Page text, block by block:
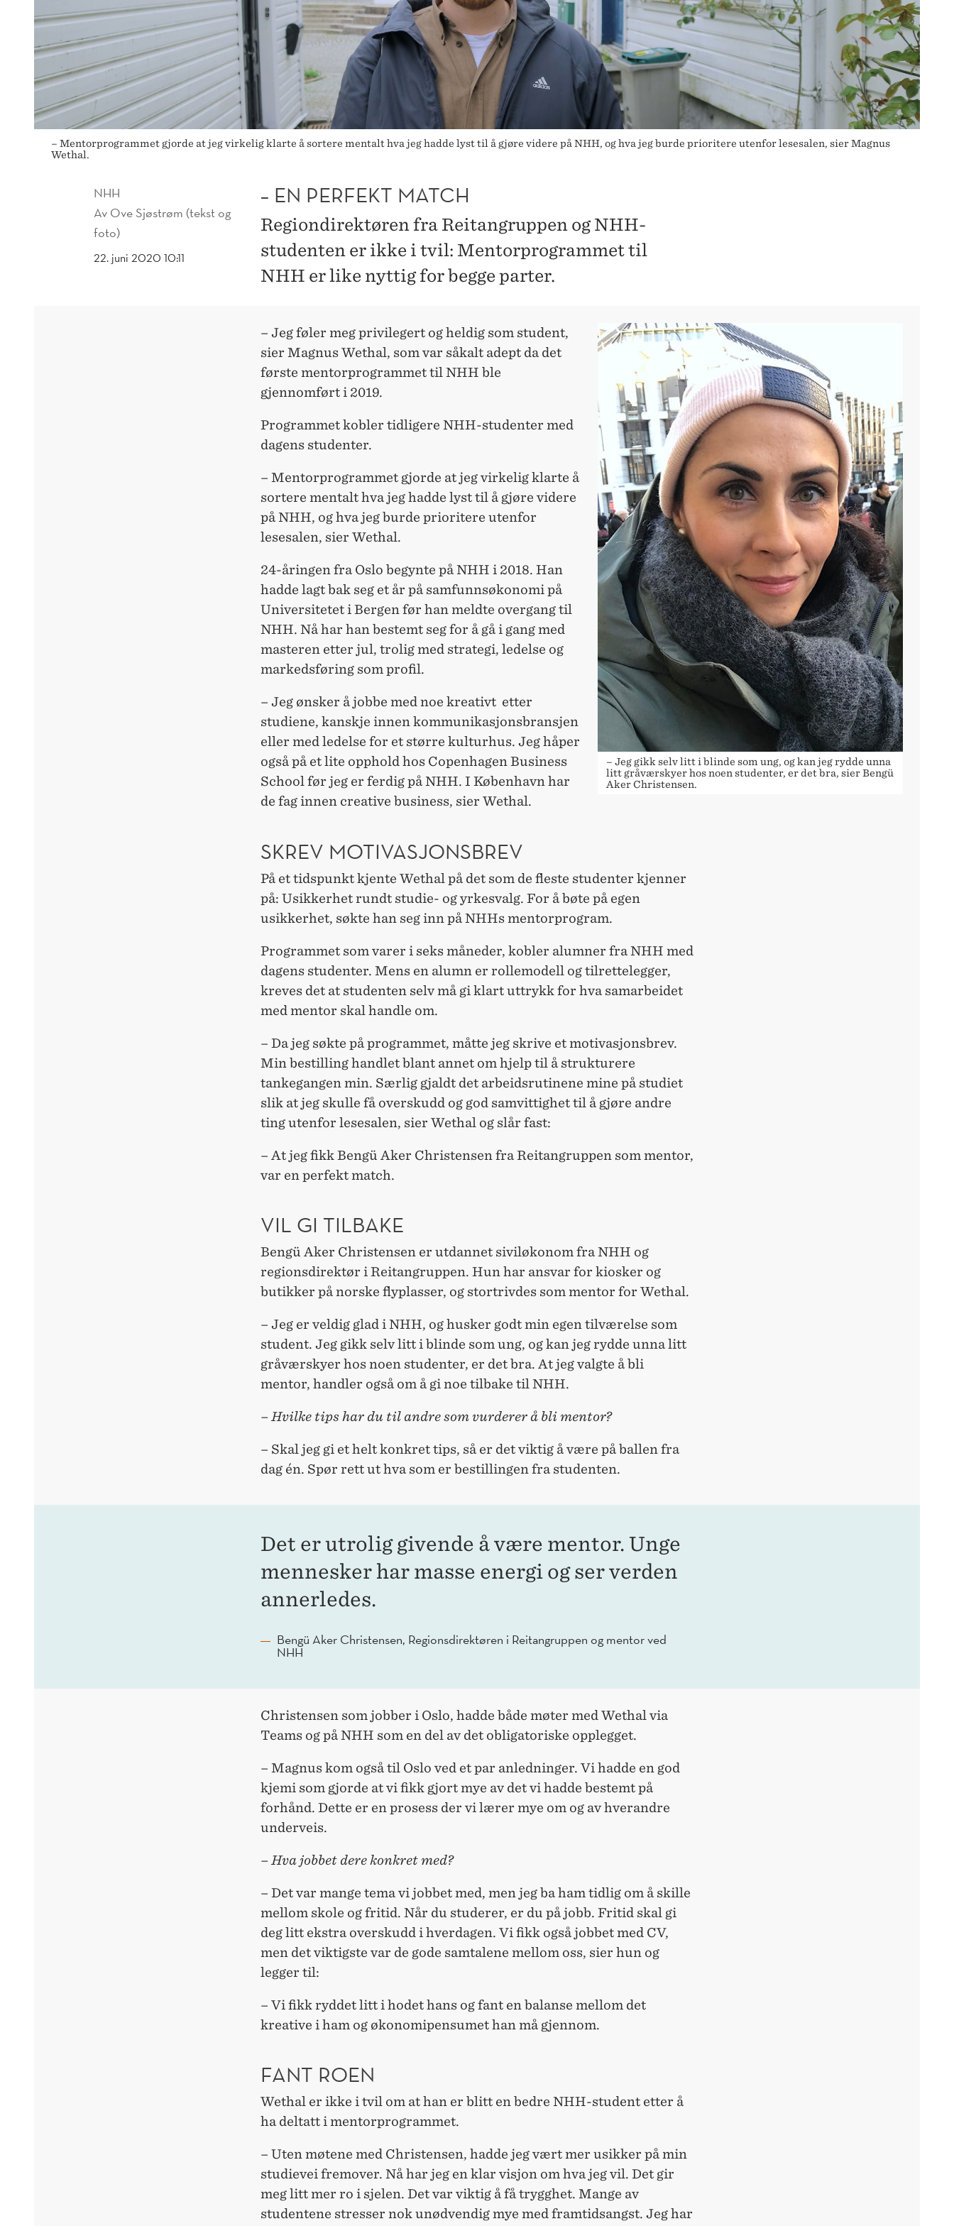
– Mentorprogrammet gjorde at jeg virkelig klarte å sortere mentalt hva jeg hadde lyst til å gjøre videre på NHH, og hva jeg burde prioritere utenfor lesesalen, sier Magnus
Wethal.
NHH
Av Ove Sjøstrøm (tekst og
foto)
22. juni 2020 10:11
– EN PERFEKT MATCH
Regiondirektøren fra Reitangruppen og NHH-
studenten er ikke i tvil: Mentorprogrammet til
NHH er like nyttig for begge parter.
– Jeg gikk selv litt i blinde som ung, og kan jeg rydde unna
litt gråværskyer hos noen studenter, er det bra, sier Bengü
Aker Christensen.
– Jeg føler meg privilegert og heldig som student,
sier Magnus Wethal, som var såkalt adept da det
første mentorprogrammet til NHH ble
gjennomført i 2019.
Programmet kobler tidligere NHH-studenter med
dagens studenter.
– Mentorprogrammet gjorde at jeg virkelig klarte å
sortere mentalt hva jeg hadde lyst til å gjøre videre
på NHH, og hva jeg burde prioritere utenfor
lesesalen, sier Wethal.
24-åringen fra Oslo begynte på NHH i 2018. Han
hadde lagt bak seg et år på samfunnsøkonomi på
Universitetet i Bergen før han meldte overgang til
NHH. Nå har han bestemt seg for å gå i gang med
masteren etter jul, trolig med strategi, ledelse og
markedsføring som profil.
– Jeg ønsker å jobbe med noe kreativt etter
studiene, kanskje innen kommunikasjonsbransjen
eller med ledelse for et større kulturhus. Jeg håper
også på et lite opphold hos Copenhagen Business
School før jeg er ferdig på NHH. I København har
de fag innen creative business, sier Wethal.
SKREV MOTIVASJONSBREV
På et tidspunkt kjente Wethal på det som de fleste studenter kjenner
på: Usikkerhet rundt studie- og yrkesvalg. For å bøte på egen
usikkerhet, søkte han seg inn på NHHs mentorprogram.
Programmet som varer i seks måneder, kobler alumner fra NHH med
dagens studenter. Mens en alumn er rollemodell og tilrettelegger,
kreves det at studenten selv må gi klart uttrykk for hva samarbeidet
med mentor skal handle om.
– Da jeg søkte på programmet, måtte jeg skrive et motivasjonsbrev.
Min bestilling handlet blant annet om hjelp til å strukturere
tankegangen min. Særlig gjaldt det arbeidsrutinene mine på studiet
slik at jeg skulle få overskudd og god samvittighet til å gjøre andre
ting utenfor lesesalen, sier Wethal og slår fast:
– At jeg fikk Bengü Aker Christensen fra Reitangruppen som mentor,
var en perfekt match.
VIL GI TILBAKE
Bengü Aker Christensen er utdannet siviløkonom fra NHH og
regionsdirektør i Reitangruppen. Hun har ansvar for kiosker og
butikker på norske flyplasser, og stortrivdes som mentor for Wethal.
– Jeg er veldig glad i NHH, og husker godt min egen tilværelse som
student. Jeg gikk selv litt i blinde som ung, og kan jeg rydde unna litt
gråværskyer hos noen studenter, er det bra. At jeg valgte å bli
mentor, handler også om å gi noe tilbake til NHH.
– Hvilke tips har du til andre som vurderer å bli mentor?
– Skal jeg gi et helt konkret tips, så er det viktig å være på ballen fra
dag én. Spør rett ut hva som er bestillingen fra studenten.
Det er utrolig givende å være mentor. Unge
mennesker har masse energi og ser verden
annerledes.
Bengü Aker Christensen, Regionsdirektøren i Reitangruppen og mentor ved
NHH
Christensen som jobber i Oslo, hadde både møter med Wethal via
Teams og på NHH som en del av det obligatoriske opplegget.
– Magnus kom også til Oslo ved et par anledninger. Vi hadde en god
kjemi som gjorde at vi fikk gjort mye av det vi hadde bestemt på
forhånd. Dette er en prosess der vi lærer mye om og av hverandre
underveis.
– Hva jobbet dere konkret med?
– Det var mange tema vi jobbet med, men jeg ba ham tidlig om å skille
mellom skole og fritid. Når du studerer, er du på jobb. Fritid skal gi
deg litt ekstra overskudd i hverdagen. Vi fikk også jobbet med CV,
men det viktigste var de gode samtalene mellom oss, sier hun og
legger til:
– Vi fikk ryddet litt i hodet hans og fant en balanse mellom det
kreative i ham og økonomipensumet han må gjennom.
FANT ROEN
Wethal er ikke i tvil om at han er blitt en bedre NHH-student etter å
ha deltatt i mentorprogrammet.
– Uten møtene med Christensen, hadde jeg vært mer usikker på min
studievei fremover. Nå har jeg en klar visjon om hva jeg vil. Det gir
meg litt mer ro i sjelen. Det var viktig å få trygghet. Mange av
studentene stresser nok unødvendig mye med framtidsangst. Jeg har